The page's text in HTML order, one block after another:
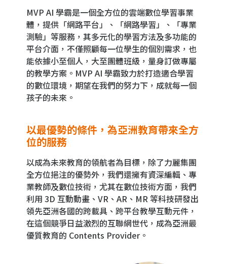
MVP AI 學霸是一個全方位的雲端數位學習事業
體，提供「網路平台」、「網路學習」、「專業
測驗」等服務，其多元化的學習方法及多功能的
平台介面，不僅照顧每一位學生的個別需求，也
能依據小至個人，大至團體班級，量身訂做專屬
的教學方案。MVP AI 學霸致力於打造適合學習
的數位環境，期望在我們的努力下，成就每一個
孩子的未來。
以最優勢的條件，為亞洲教育帶來全方
位的服務
以成為未來教育的領航者為目標，除了力麗集團
全方位挹注的優勢外，我們還擁有資深編輯、專
業教師及數位技術，尤其在數位技術方面，我們
利用 3D 互動動畫、VR、AR、MR 等科技研發出
領先亞洲各國的跨載具、跨平台教學互動元件，
在這個競爭日益激烈的互聯網世代，成為亞洲最
優質教育的 Contents Provider。